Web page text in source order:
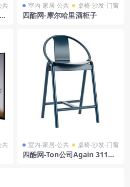
共 室内-家居-公共 桌椅-沙发-门窗
四酷网-摩尔哈里酒柜子
共 室内-家居-公共 桌椅-沙发-门窗
四酷网-Ton公司Again 311矮